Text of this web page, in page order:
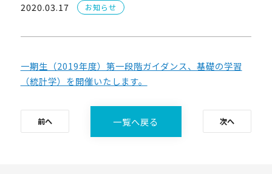
2020.03.17 お知らせ
一期生（2019年度）第一段階ガイダンス、基礎の学習
（統計学）を開催いたします。
前へ 一覧へ戻る 次へ